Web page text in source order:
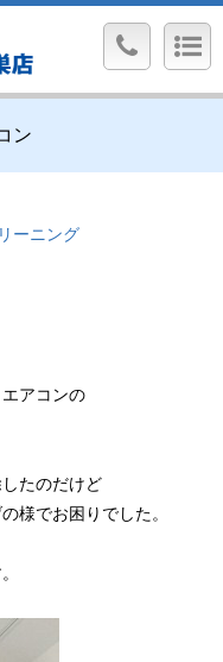
ン
ーニング
アコンの
たのだけど
様でお困りでした。